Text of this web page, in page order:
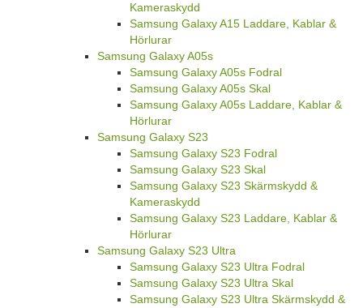
Kameraskydd
Samsung Galaxy A15 Laddare, Kablar &
Hörlurar
Samsung Galaxy A05s
Samsung Galaxy A05s Fodral
Samsung Galaxy A05s Skal
Samsung Galaxy A05s Laddare, Kablar &
Hörlurar
Samsung Galaxy S23
Samsung Galaxy S23 Fodral
Samsung Galaxy S23 Skal
Samsung Galaxy S23 Skärmskydd &
Kameraskydd
Samsung Galaxy S23 Laddare, Kablar &
Hörlurar
Samsung Galaxy S23 Ultra
Samsung Galaxy S23 Ultra Fodral
Samsung Galaxy S23 Ultra Skal
Samsung Galaxy S23 Ultra Skärmskydd &